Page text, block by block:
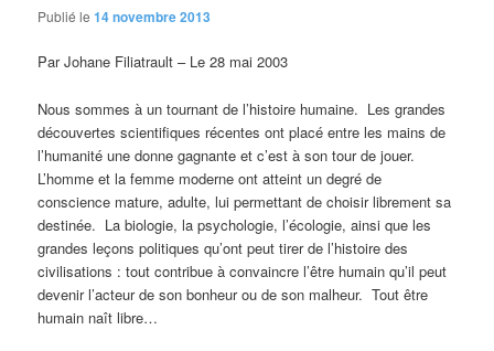
Publié le14 novembre 2013
Par Johane Filiatrault – Le 28 mai 2003
Nous sommes à un tournant de l’histoire humaine. Les grandes
découvertes scientifiques récentes ont placé entre les mains de
l’humanité une donne gagnante et c’est à son tour de jouer.
L’homme et la femme moderne ont atteint un degré de
conscience mature, adulte, lui permettant de choisir librement sa
destinée. La biologie, la psychologie, l’écologie, ainsi que les
grandes leçons politiques qu’ont peut tirer de l’histoire des
civilisations : tout contribue à convaincre l’être humain qu’il peut
devenir l’acteur de son bonheur ou de son malheur. Tout être
humain naît libre…